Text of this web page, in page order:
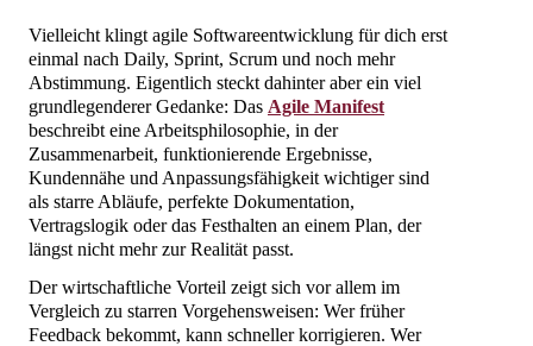
Vielleicht klingt agile Softwareentwicklung für dich erst
einmal nach Daily, Sprint, Scrum und noch mehr
Abstimmung. Eigentlich steckt dahinter aber ein viel
grundlegenderer Gedanke: Das Agile Manifest
beschreibt eine Arbeitsphilosophie, in der
Zusammenarbeit, funktionierende Ergebnisse,
Kundennähe und Anpassungsfähigkeit wichtiger sind
als starre Abläufe, perfekte Dokumentation,
Vertragslogik oder das Festhalten an einem Plan, der
längst nicht mehr zur Realität passt.
Der wirtschaftliche Vorteil zeigt sich vor allem im
Vergleich zu starren Vorgehensweisen: Wer früher
Feedback bekommt, kann schneller korrigieren. Wer